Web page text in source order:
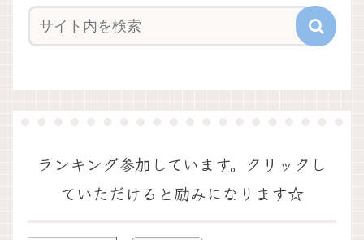
ランキング参加しています。クリックし
ていただけると励みになります☆